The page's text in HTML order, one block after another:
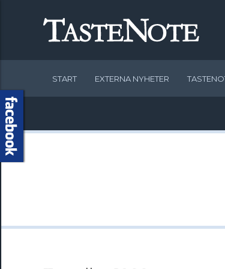
START EXTERNA NYHETER